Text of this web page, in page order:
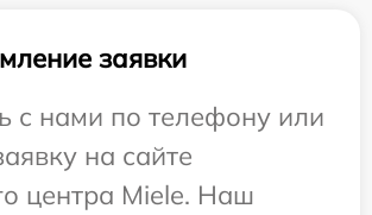
заявки
с нами по телефону или
на сайте
центра Miele. Наш